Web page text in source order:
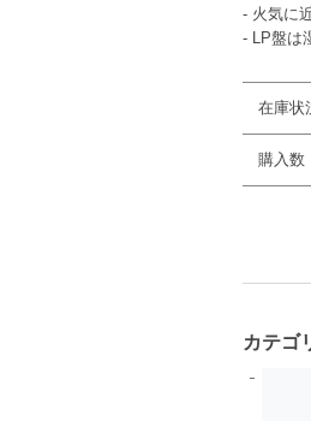
- 火気に
- LP盤は
在庫状
購入数
カテゴ